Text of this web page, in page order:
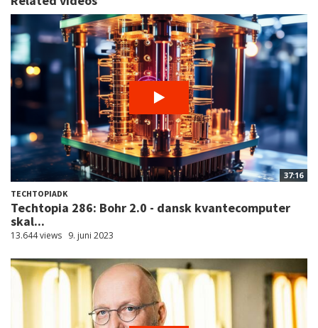
37:16
TECHTOPIADK
Techtopia 286: Bohr 2.0 - dansk kvantecomputer
skal...
13.644 views 9. juni 2023